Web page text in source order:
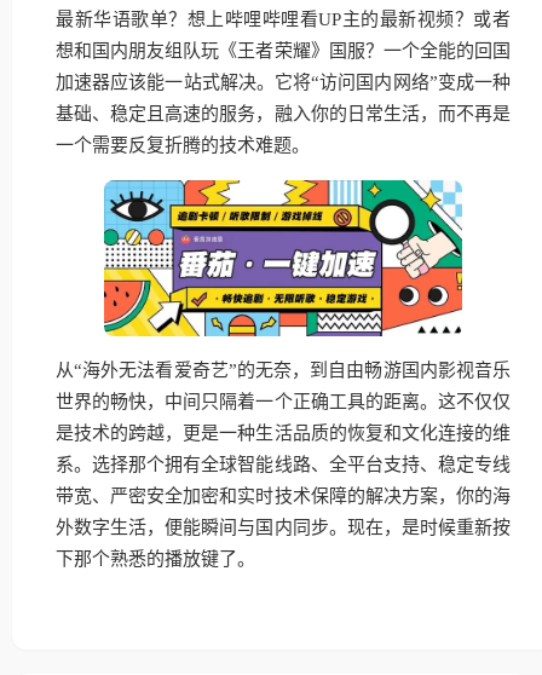
最新华语歌单？想上哔哩哔哩看UP主的最新视频？或者
想和国内朋友组队玩《王者荣耀》国服？一个全能的回国
加速器应该能一站式解决。它将“访问国内网络”变成一种
基础、稳定且高速的服务，融入你的日常生活，而不再是
一个需要反复折腾的技术难题。
从“海外无法看爱奇艺”的无奈，到自由畅游国内影视音乐
世界的畅快，中间只隔着一个正确工具的距离。这不仅仅
是技术的跨越，更是一种生活品质的恢复和文化连接的维
系。选择那个拥有全球智能线路、全平台支持、稳定专线
带宽、严密安全加密和实时技术保障的解决方案，你的海
外数字生活，便能瞬间与国内同步。现在，是时候重新按
下那个熟悉的播放键了。